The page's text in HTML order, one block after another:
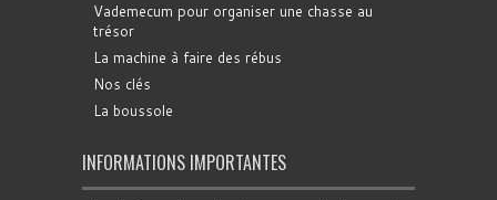
Vademecum pour organiser une chasse au
trésor
La machine à faire des rébus
Nos clés
La boussole
INFORMATIONS IMPORTANTES